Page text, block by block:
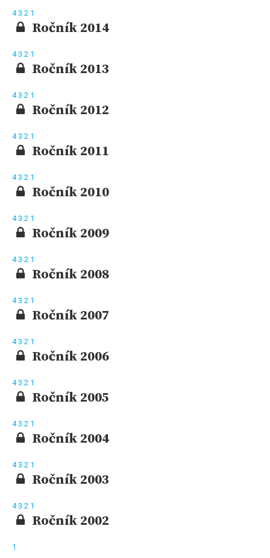
43 2 1
Ročník 2014
43 2 1
Ročník 2013
43 2 1
Ročník 2012
43 2 1
Ročník 2011
43 2 1
Ročník 2010
43 2 1
Ročník 2009
43 2 1
Ročník 2008
43 2 1
Ročník 2007
43 2 1
Ročník 2006
43 2 1
Ročník 2005
43 2 1
Ročník 2004
43 2 1
Ročník 2003
43 2 1
Ročník 2002
1